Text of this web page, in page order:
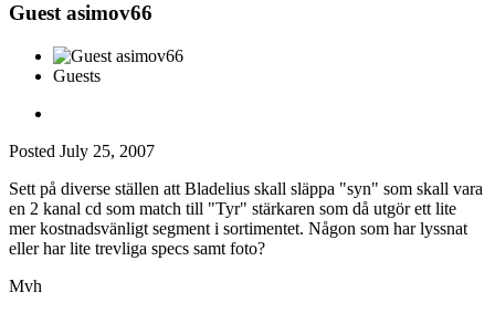
Guest asimov66
Guests
Posted July 25, 2007
Sett på diverse ställen att Bladelius skall släppa "syn" som skall vara
en 2 kanal cd som match till "Tyr" stärkaren som då utgör ett lite
mer kostnadsvänligt segment i sortimentet. Någon som har lyssnat
eller har lite trevliga specs samt foto?
Mvh